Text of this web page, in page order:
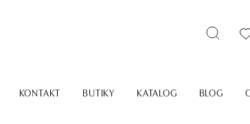
KONTAKT BUTIKY KATALOG BLOG